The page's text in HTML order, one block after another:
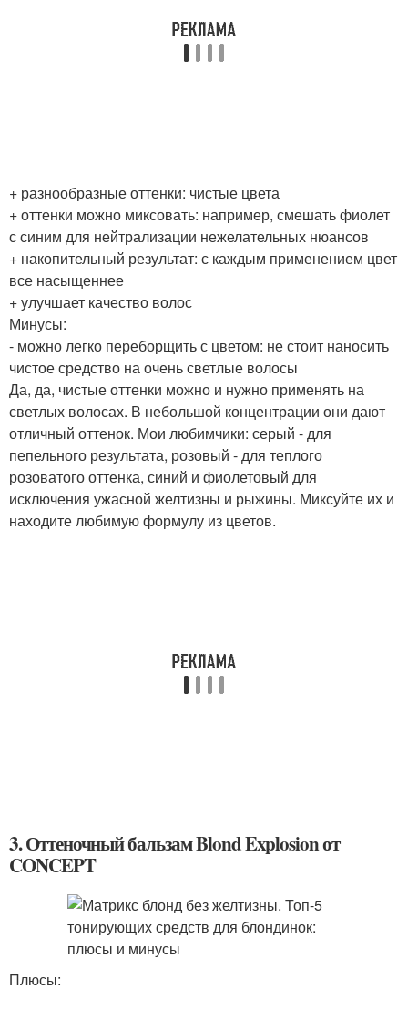
+ разнообразные оттенки: чистые цвета
+ оттенки можно миксовать: например, смешать фиолет
с синим для нейтрализации нежелательных нюансов
+ накопительный результат: с каждым применением цвет
все насыщеннее
+ улучшает качество волос
Минусы:
- можно легко переборщить с цветом: не стоит наносить
чистое средство на очень светлые волосы
Да, да, чистые оттенки можно и нужно применять на
светлых волосах. В небольшой концентрации они дают
отличный оттенок. Мои любимчики: серый - для
пепельного результата, розовый - для теплого
розоватого оттенка, синий и фиолетовый для
исключения ужасной желтизны и рыжины. Миксуйте их и
находите любимую формулу из цветов.
3. Оттеночный бальзам Blond Explosion от
CONCEPT
Плюсы: